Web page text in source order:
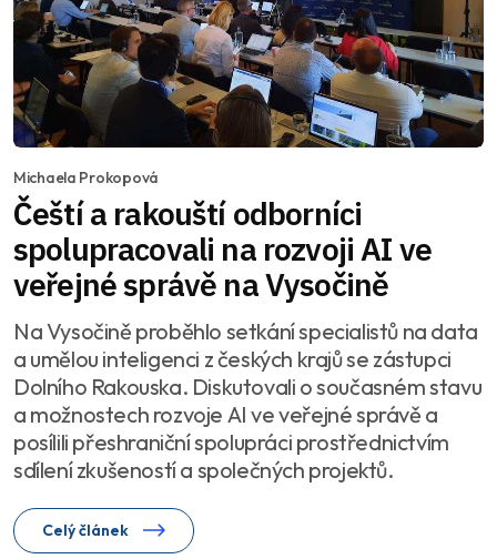
Michaela Prokopová
Čeští a rakouští odborníci
spolupracovali na rozvoji AI ve
veřejné správě na Vysočině
Na Vysočině proběhlo setkání specialistů na data
a umělou inteligenci z českých krajů se zástupci
Dolního Rakouska. Diskutovali o současném stavu
a možnostech rozvoje AI ve veřejné správě a
posílili přeshraniční spolupráci prostřednictvím
sdílení zkušeností a společných projektů.
Celý článek